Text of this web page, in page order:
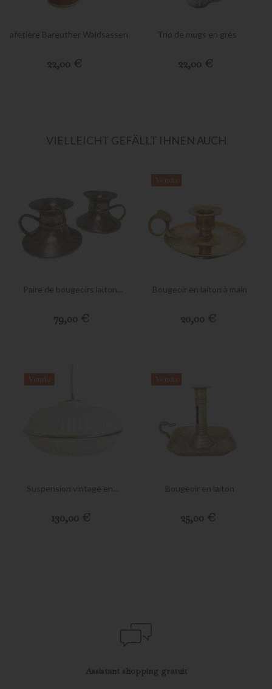
Cafetière Bareuther Waldsassen
Preis
22,00 €
Trio de mugs en grès
Preis
22,00 €
VIELLEICHT GEFÄLLT IHNEN AUCH
Paire de bougeoirs laiton...
Preis
79,00 €
Bougeoir en laiton à main
Preis
20,00 €
Suspension vintage en...
Preis
130,00 €
Bougeoir en laiton
Preis
25,00 €
Assistant shopping gratuit